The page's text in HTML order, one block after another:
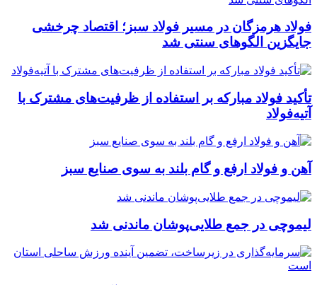
فولاد هرمزگان در مسیر فولاد سبز؛ اقتصاد چرخشی
جایگزین الگوهای سنتی شد
تأکید فولاد مبارکه بر استفاده از ظرفیت‌های مشترک با
آتیه‌فولاد
آهن و فولاد ارفع و گام بلند به سوی صنایع سبز
لیموچی در جمع طلایی‌پوشان ماندنی شد